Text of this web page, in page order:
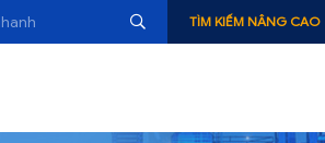
TÌM KIẾM NÂNG CAO